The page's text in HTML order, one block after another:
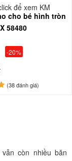
để xem KM
cho bé hình tròn
58480
-20%
(38 đánh giá)
còn nhiều băn